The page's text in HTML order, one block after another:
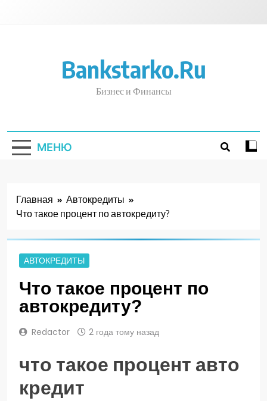
Bankstarko.ru
Бизнес и Финансы
МЕНЮ
Главная
Автокредиты
Что такое процент по автокредиту?
АВТОКРЕДИТЫ
Что такое процент по
автокредиту?
Redactor 2 года тому назад
что такое процент авто
кредит